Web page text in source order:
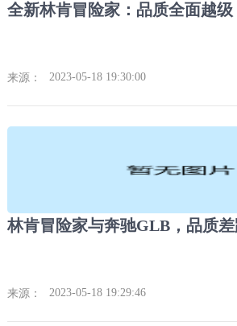
全新林肯冒险家：品质全面越
来源： 2023-05-18 19:30:00
来源： 2023-05-18 19:29:46